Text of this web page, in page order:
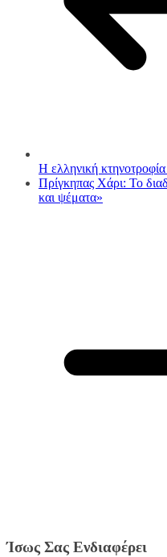
Η ελληνική
Πρίγκηπας Χάρι: Το
και ψέματα»
Ίσως Σας Ενδιαφέρει